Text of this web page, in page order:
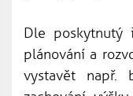
Dle poskytnutý
plánování a
vystavět